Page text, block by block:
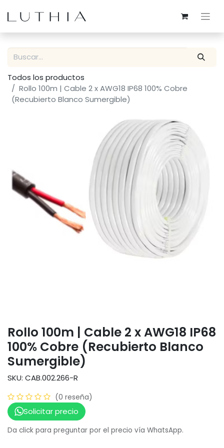
Todos los productos
Rollo 100m | Cable 2 x AWG18 IP68 100% Cobre
(Recubierto Blanco Sumergible)
Rollo 100m | Cable 2 x AWG18 IP68
100% Cobre (Recubierto Blanco
Sumergible)
SKU: CAB.002.266-R
(0 reseña)
Solicitar precio
Da click para preguntar por el precio vía WhatsApp.